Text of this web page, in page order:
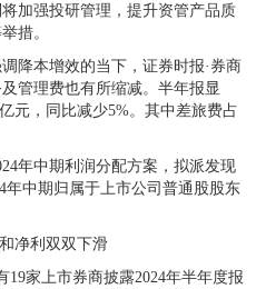
加强投研管理，提升资管产品质
措。
降本增效的当下，证券时报·券商
管理费也有所缩减。半年报显
元，同比减少5%。其中差旅费占
年中期利润分配方案，拟派发现
年中期归属于上市公司普通股股东
净利双双下滑
19家上市券商披露2024年半年度报